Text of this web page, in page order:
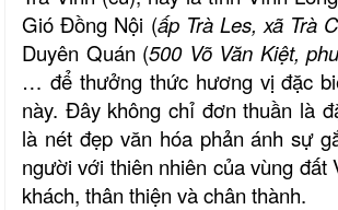
Gió Đồng Nội (ấp Trà Les, xã Trà
Duyên Quán (500 Võ Văn Kiệt,
… để thưởng thức hương vị đặc
này. Đây không chỉ đơn thuần là
là nét đẹp văn hóa phản ánh sự
người với thiên nhiên của vùng đất
khách, thân thiện và chân thành.